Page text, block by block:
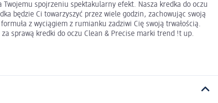
spojrzeniu spektakularny efekt. Nasza kredka do oczu
będzie Ci towarzyszyć przez wiele godzin, zachowując swoją
z wyciągiem z rumianku zadziwi Cię swoją trwałością.
sprawą kredki do oczu Clean & Precise marki trend !t up.